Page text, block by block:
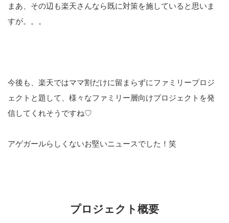
まあ、その辺も楽天さんなら既に対策を施していると思いま
すが。。。
今後も、楽天ではママ割だけに留まらずにファミリープロジ
ェクトと題して、様々なファミリー層向けプロジェクトを発
信してくれそうですね♡
アゲガールらしくないお堅いニュースでした！笑
プロジェクト概要